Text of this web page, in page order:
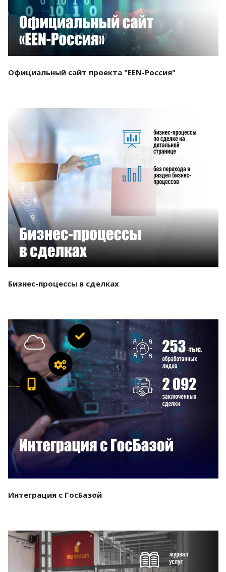
Официальный сайт проекта "EEN-Россия"
Бизнес-процессы в сделках
Смотреть проект
Интеграция с ГосБазой